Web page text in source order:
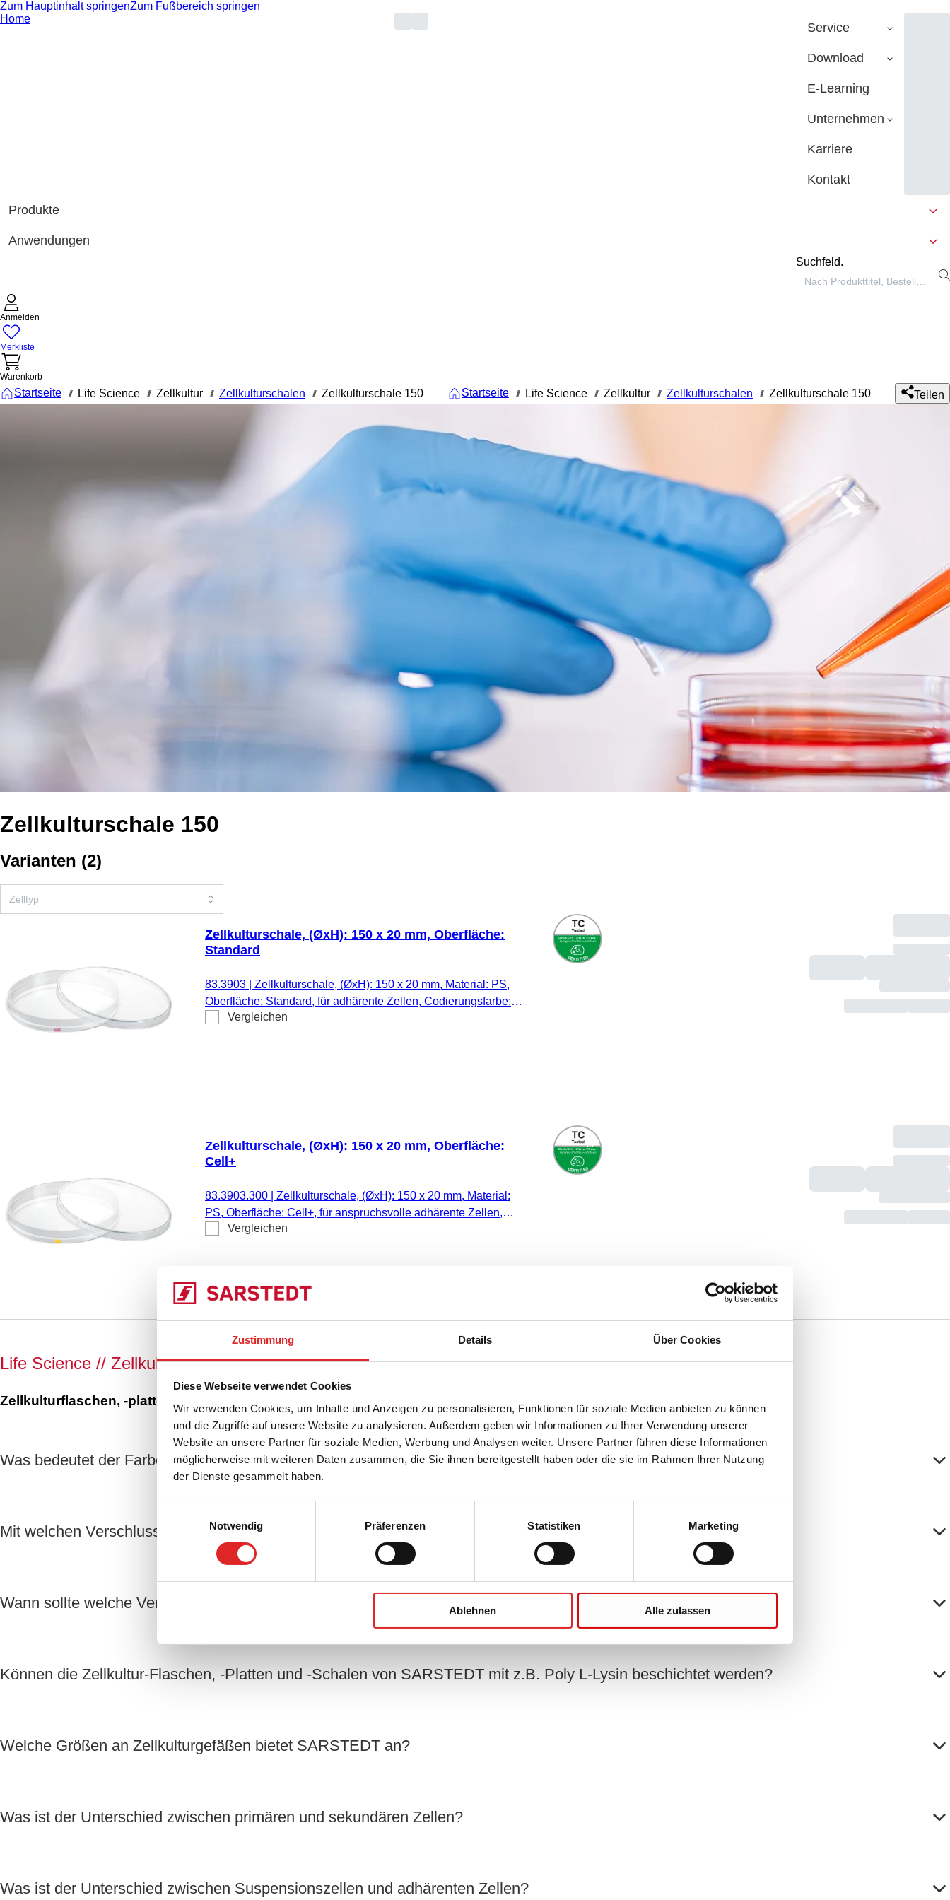
Zustimmung Details Über Cookies
Diese Webseite verwendet Cookies
Wir verwenden Cookies, um Inhalte und Anzeigen zu personalisieren, Funktionen für soziale Medien anbieten zu können
und die Zugriffe auf unsere Website zu analysieren. Außerdem geben wir Informationen zu Ihrer Verwendung unserer
Website an unsere Partner für soziale Medien, Werbung und Analysen weiter. Unsere Partner führen diese Informationen
möglicherweise mit weiteren Daten zusammen, die Sie ihnen bereitgestellt haben oder die sie im Rahmen Ihrer Nutzung
der Dienste gesammelt haben.
Notwendig
Präferenzen Statistiken Marketing
Ablehnen Alle zulassen
Zum Hauptinhalt springenZum Fußbereich springen
Home
Service
Download
E-Learning
Unternehmen
Karriere
Kontakt
Produkte
Anwendungen
Suchfeld.
Anmelden
Merkliste
Warenkorb
Startseite /// Life Science /// Zellkultur /// Zellkulturschalen /// Zellkulturschale 150 Startseite /// Life Science /// Zellkultur /// Zellkulturschalen /// Zellkulturschale 150 Teilen
Zellkulturschale 150
Varianten (2)
Zellkulturschale, (ØxH): 150 x 20 mm, Oberfläche:
Standard
83.3903
Zellkulturschale, (ØxH): 150 x 20 mm, Material: PS,
Oberfläche: Standard, für adhärente Zellen, Codierungsfarbe:
rot, TC Tested, 5 Stück/Beutel
Vergleichen
Zellkulturschale, (ØxH): 150 x 20 mm, Oberfläche:
Cell+
83.3903.300
Zellkulturschale, (ØxH): 150 x 20 mm, Material:
PS, Oberfläche: Cell+, für anspruchsvolle adhärente Zellen,
Codierungsfarbe: gelb, TC Tested, 5 Stück/Beutel
Vergleichen
Life Science // Zellkultur
Zellkulturflaschen, -platten und -schalen
Was bedeutet der Farbcode rot-gelb-grün, mit dem die Zellkulturprodukte gekennzeichnet sind?
Mit welchen Verschlusskappen sind die Zellkulturflaschen erhältlich?
Wann sollte welche Verschlusskappe für Zellkulturflaschen verwendet werden?
Können die Zellkultur-Flaschen, -Platten und -Schalen von SARSTEDT mit z.B. Poly L-Lysin beschichtet werden?
Welche Größen an Zellkulturgefäßen bietet SARSTEDT an?
Was ist der Unterschied zwischen primären und sekundären Zellen?
Was ist der Unterschied zwischen Suspensionszellen und adhärenten Zellen?